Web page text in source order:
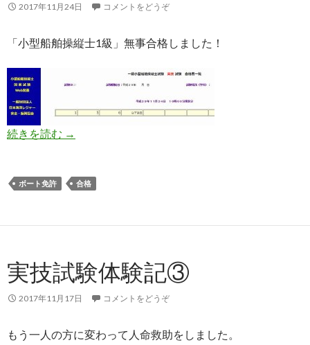
2017年11月24日 コメントをどうぞ
「小型船舶操縦士1級」無事合格しました！
続きを読む 無事試験に合格しました。
→
ボート免許 合格
実技試験体験記③
2017年11月17日 コメントをどうぞ
もう一人の方に変わって人命救助をしました。